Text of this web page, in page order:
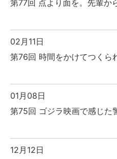
第77回 点より面を。先輩か
02月11日
第76回 時間をかけてつくら
01月08日
第75回 ゴジラ映画で感じた
12月12日